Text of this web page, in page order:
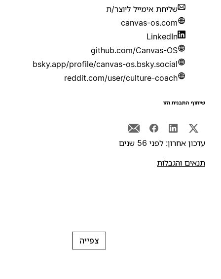
שליחת אימייל ליוצר/ת
canvas-os.com
LinkedIn
github.com/Canvas-OS
bsky.app/profile/canvas-os.bsky.social
reddit.com/user/culture-coach
התבנית הזו
אחרון: לפני 56 שנים
והגבלות
צפייה